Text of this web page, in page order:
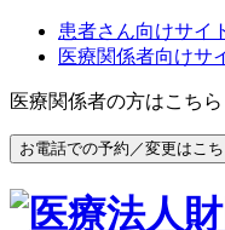
患者さん向けサイ
医療関係者向けサ
医療関係者の方はこちら
お電話での予約／変更はこち